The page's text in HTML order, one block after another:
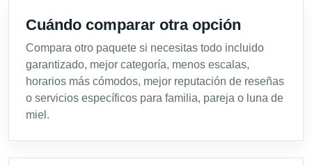
Cuándo comparar otra opción
Compara otro paquete si necesitas todo incluido
garantizado, mejor categoría, menos escalas,
horarios más cómodos, mejor reputación de reseñas
o servicios específicos para familia, pareja o luna de
miel.